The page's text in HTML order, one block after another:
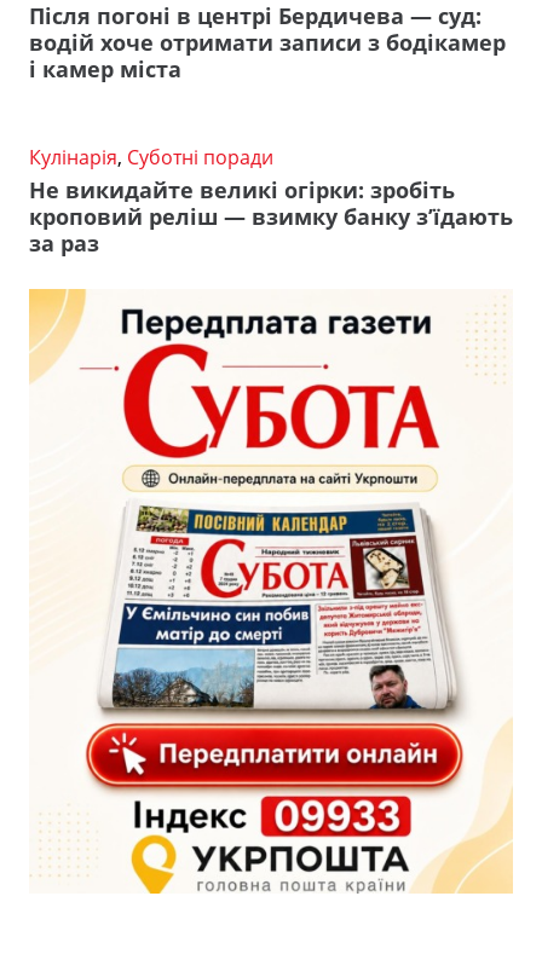
Після погоні в центрі Бердичева — суд:
водій хоче отримати записи з бодікамер
і камер міста
Кулінарія, Суботні поради
Не викидайте великі огірки: зробіть
кроповий реліш — взимку банку з’їдають
за раз